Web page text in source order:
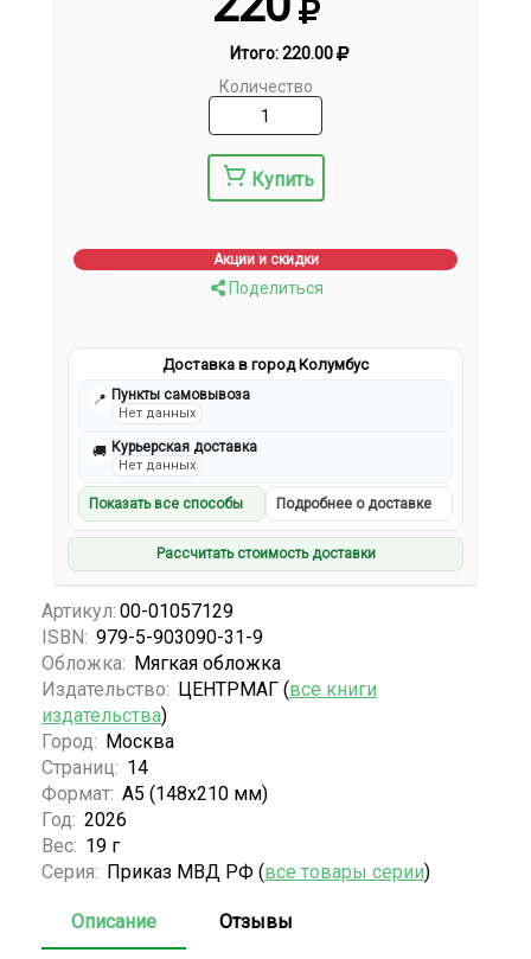
Итого:220.00
Количество
Купить
Акции и скидки
Поделиться
Доставка в город Колумбус
📍 Пункты самовывоза
Нет данных
🚚 Курьерская доставка
Нет данных
Показать все способы Подробнее о доставке
Рассчитать стоимость доставки
Артикул: 00-01057129
ISBN: 979-5-903090-31-9
Обложка: Мягкая обложка
Издательство: ЦЕНТРМАГ (все книги
издательства)
Город: Москва
Страниц: 14
Формат: А5 (148x210 мм)
Год: 2026
Вес: 19 г
Серия: Приказ МВД РФ (все товары серии)
Описание Отзывы